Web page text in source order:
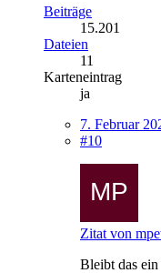
Beiträge
15.201
Dateien
11
Karteneintrag
ja
7. Februar
#10
Zitat von
Bleibt das